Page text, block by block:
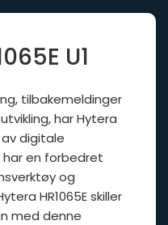
U1
tilbakemeldinger
har Hytera
digitale
har en forbedret
og
HR1065E skiller
med denne